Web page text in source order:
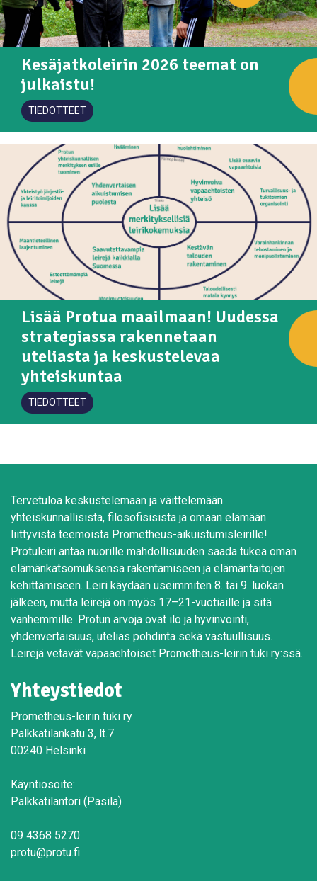
Kesäjatkoleirin 2026 teemat on
julkaistu!
TIEDOTTEET
Lisää Protua maailmaan! Uudessa
strategiassa rakennetaan
uteliasta ja keskustelevaa
yhteiskuntaa
TIEDOTTEET
Tervetuloa keskustelemaan ja väittelemään
yhteiskunnallisista, filosofisisista ja omaan elämään
liittyvistä teemoista Prometheus-aikuistumisleirille!
Protuleiri antaa nuorille mahdollisuuden saada tukea oman
elämänkatsomuksensa rakentamiseen ja elämäntaitojen
kehittämiseen. Leiri käydään useimmiten 8. tai 9. luokan
jälkeen, mutta leirejä on myös 17–21-vuotiaille ja sitä
vanhemmille. Protun arvoja ovat ilo ja hyvinvointi,
yhdenvertaisuus, utelias pohdinta sekä vastuullisuus.
Leirejä vetävät vapaaehtoiset Prometheus-leirin tuki ry:ssä.
Yhteystiedot
Prometheus-leirin tuki ry
Palkkatilankatu 3, lt.7
00240 Helsinki
Käyntiosoite:
Palkkatilantori (Pasila)
09 4368 5270
protu@protu.fi